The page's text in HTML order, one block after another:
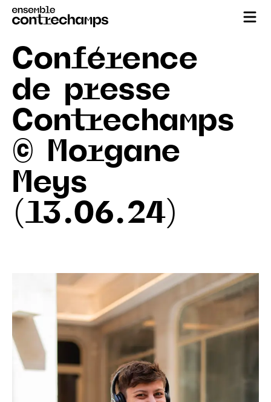
Conférence
de presse
Contrechamps
© Morgane
Meys
(13.06.24)